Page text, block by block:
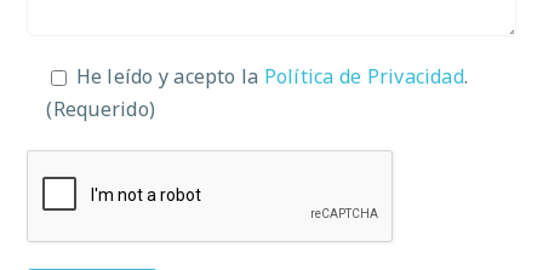
He leído y acepto la Política de Privacidad.
(Requerido)